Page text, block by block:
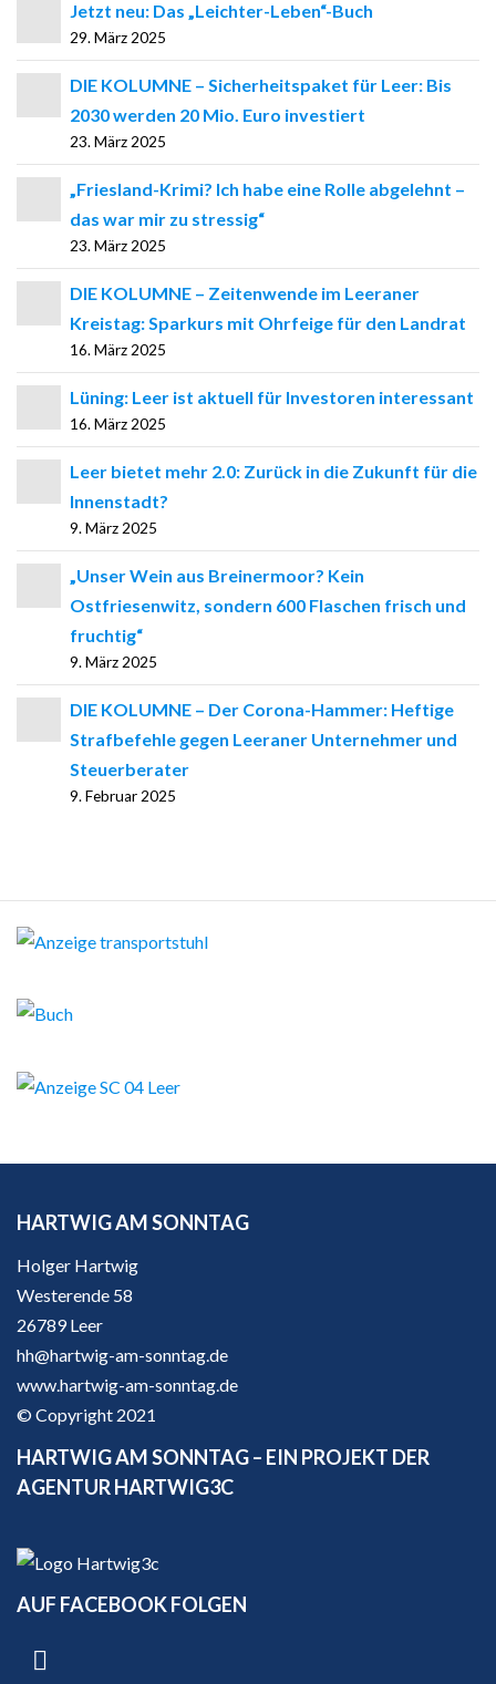
Jetzt neu: Das „Leichter-Leben“-Buch
29. März 2025
DIE KOLUMNE – Sicherheitspaket für Leer: Bis
2030 werden 20 Mio. Euro investiert
23. März 2025
„Friesland-Krimi? Ich habe eine Rolle abgelehnt –
das war mir zu stressig“
23. März 2025
DIE KOLUMNE – Zeitenwende im Leeraner
Kreistag: Sparkurs mit Ohrfeige für den Landrat
16. März 2025
Lüning: Leer ist aktuell für Investoren interessant
16. März 2025
Leer bietet mehr 2.0: Zurück in die Zukunft für die
Innenstadt?
9. März 2025
„Unser Wein aus Breinermoor? Kein
Ostfriesenwitz, sondern 600 Flaschen frisch und
fruchtig“
9. März 2025
DIE KOLUMNE – Der Corona-Hammer: Heftige
Strafbefehle gegen Leeraner Unternehmer und
Steuerberater
9. Februar 2025
HARTWIG AM SONNTAG
Holger Hartwig
Westerende 58
26789 Leer
hh@hartwig-am-sonntag.de
www.hartwig-am-sonntag.de
© Copyright 2021
HARTWIG AM SONNTAG – EIN PROJEKT DER
AGENTUR HARTWIG3C
AUF FACEBOOK FOLGEN